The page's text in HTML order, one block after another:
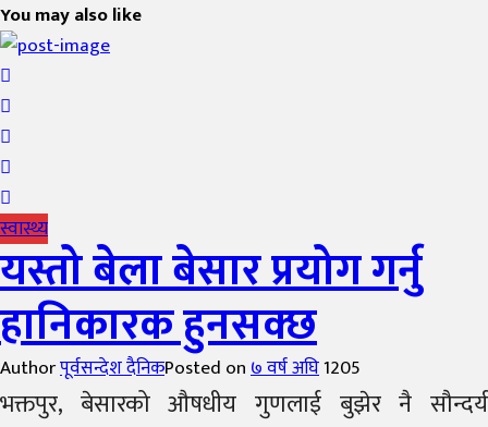
You may also like
स्वास्थ्य
यस्तो बेला बेसार प्रयोग गर्नु
हानिकारक हुनसक्छ
Authorपूर्वसन्देश दैनिकPosted on७ वर्ष अघि1205
भक्तपुर, बेसारको औषधीय गुणलाई बुझेर नै सौन्दर्य